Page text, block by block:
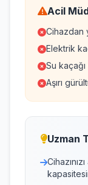
Acil
Cihazdan
Elektrik
Su
Aşırı
Uzman